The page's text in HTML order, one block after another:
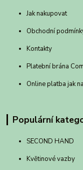
Jak nakupovat
Obchodní
Kontakty
Platební brána
Online platba jak
Populární
SECOND HAND
Květinové vazby